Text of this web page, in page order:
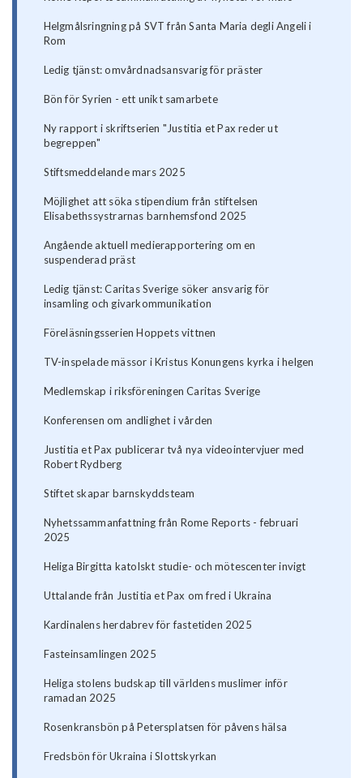
Helgmålsringning på SVT från Santa Maria degli Angeli i
Rom
Ledig tjänst: omvårdnadsansvarig för präster
Bön för Syrien - ett unikt samarbete
Ny rapport i skriftserien "Justitia et Pax reder ut
begreppen"
Stiftsmeddelande mars 2025
Möjlighet att söka stipendium från stiftelsen
Elisabethssystrarnas barnhemsfond 2025
Angående aktuell medierapportering om en
suspenderad präst
Ledig tjänst: Caritas Sverige söker ansvarig för
insamling och givarkommunikation
Föreläsningsserien Hoppets vittnen
TV-inspelade mässor i Kristus Konungens kyrka i helgen
Medlemskap i riksföreningen Caritas Sverige
Konferensen om andlighet i vården
Justitia et Pax publicerar två nya videointervjuer med
Robert Rydberg
Stiftet skapar barnskyddsteam
Nyhetssammanfattning från Rome Reports - februari
2025
Heliga Birgitta katolskt studie- och mötescenter invigt
Uttalande från Justitia et Pax om fred i Ukraina
Kardinalens herdabrev för fastetiden 2025
Fasteinsamlingen 2025
Heliga stolens budskap till världens muslimer inför
ramadan 2025
Rosenkransbön på Petersplatsen för påvens hälsa
Fredsbön för Ukraina i Slottskyrkan